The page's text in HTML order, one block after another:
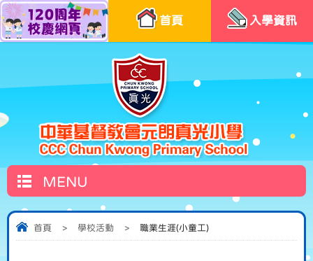
首頁 入學資訊
MENU
首頁 > 學校活動 > 職業生涯(小童工)